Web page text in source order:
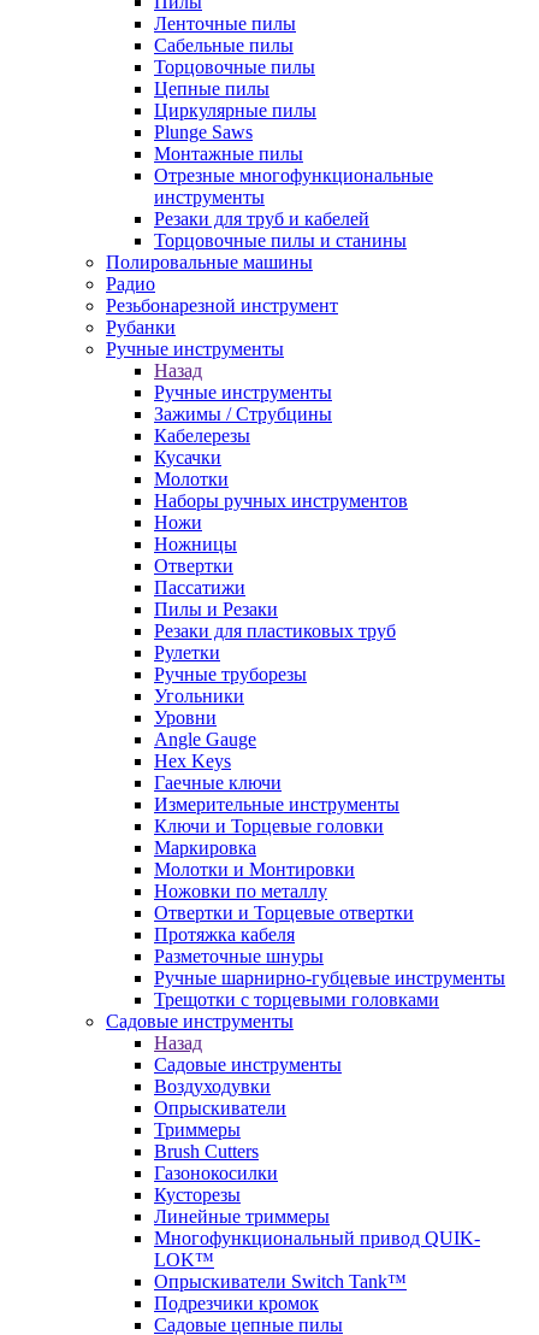
Ленточные пилы
Сабельные пилы
Торцовочные пилы
Цепные пилы
Циркулярные пилы
Plunge Saws
Монтажные пилы
Отрезные многофункциональные
инструменты
Резаки для труб и кабелей
Торцовочные пилы и станины
Полировальные машины
Радио
Резьбонарезной инструмент
Рубанки
Ручные инструменты
Назад
Ручные инструменты
Зажимы / Струбцины
Кабелерезы
Кусачки
Молотки
Наборы ручных инструментов
Ножи
Ножницы
Отвертки
Пассатижи
Пилы и Резаки
Резаки для пластиковых труб
Рулетки
Ручные труборезы
Угольники
Уровни
Angle Gauge
Hex Keys
Гаечные ключи
Измерительные инструменты
Ключи и Торцевые головки
Маркировка
Молотки и Монтировки
Ножовки по металлу
Отвертки и Торцевые отвертки
Протяжка кабеля
Разметочные шнуры
Ручные шарнирно-губцевые инструменты
Трещотки с торцевыми головками
Садовые инструменты
Назад
Садовые инструменты
Воздуходувки
Опрыскиватели
Триммеры
Brush Cutters
Газонокосилки
Кусторезы
Линейные триммеры
Многофункциональный привод QUIK-
LOK™
Опрыскиватели Switch Tank™
Подрезчики кромок
Садовые цепные пилы